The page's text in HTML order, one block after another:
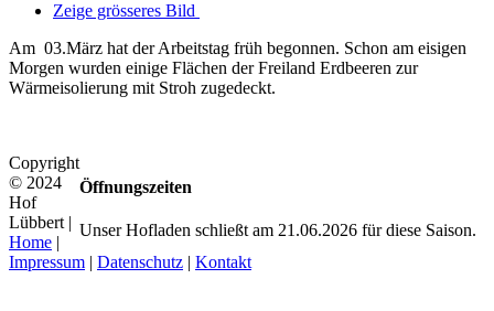
Zeige grösseres Bild
Am 03.März hat der Arbeitstag früh begonnen. Schon am eisigen
Morgen wurden einige Flächen der Freiland Erdbeeren zur
Wärmeisolierung mit Stroh zugedeckt.
Öffnungszeiten
Unser Hofladen schließt am 21.06.2026 für diese Saison.
Copyright
© 2024
Hof
Lübbert |
Home |
Impressum | Datenschutz | Kontakt